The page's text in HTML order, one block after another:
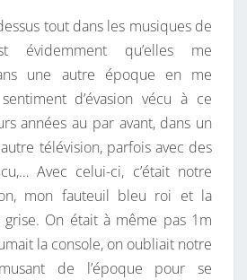
–
P
I
A
N
O
C
O
L
L
tout dans les musiques de
évidemment qu’elles me
une autre époque en me
d’évasion vécu à ce
années au par avant, dans un
télévision, parfois avec des
Avec celui-ci, c’était notre
mon fauteuil bleu roi et la
grise. On était à même pas 1m
la console, on oubliait notre
de l’époque pour se